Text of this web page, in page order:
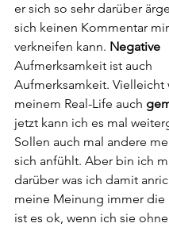
er sich so sehr darüber
sich keinen Kommentar
verkneifen kann. Negative
Aufmerksamkeit ist auch
Aufmerksamkeit. Vielleicht
meinem Real-Life auch
jetzt kann ich es mal
Sollen auch mal andere
sich anfühlt. Aber bin ich
darüber was ich damit
meine Meinung immer die
ist es ok, wenn ich sie